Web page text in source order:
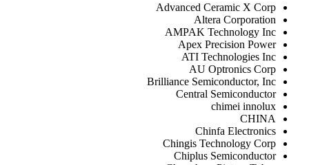
Advanced Ceramic X Corp
Altera Corporation
AMPAK Technology Inc
Apex Precision Power
ATI Technologies Inc
AU Optronics Corp
Brilliance Semiconductor, Inc
Central Semiconductor
chimei innolux
CHINA
Chinfa Electronics
Chingis Technology Corp
Chiplus Semiconductor